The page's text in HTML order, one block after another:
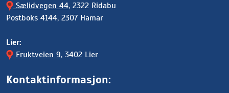
Sælidvegen 44, 2322 Ridabu
Postboks 4144, 2307 Hamar
Lier:
Fruktveien 9, 3402 Lier
Kontaktinformasjon: